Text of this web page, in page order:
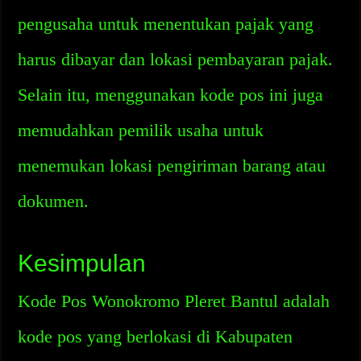
pengusaha untuk menentukan pajak yang
harus dibayar dan lokasi pembayaran pajak.
Selain itu, menggunakan kode pos ini juga
memudahkan pemilik usaha untuk
menemukan lokasi pengiriman barang atau
dokumen.
Kesimpulan
Kode Pos Wonokromo Pleret Bantul adalah
kode pos yang berlokasi di Kabupaten